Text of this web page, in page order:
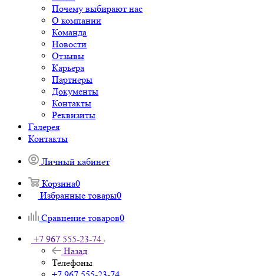
Почему выбирают нас
О компании
Команда
Новости
Отзывы
Карьера
Партнеры
Документы
Контакты
Реквизиты
Галерея
Контакты
Личный кабинет
Корзина0
Избранные товары0
Сравнение товаров0
+7 967 555-23-74
Назад
Телефоны